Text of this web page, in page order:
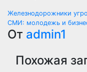
по
записям
Железнодорожники
СМИ: молодежь и
От admin1
Похожая